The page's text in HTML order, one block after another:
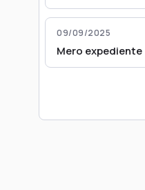
09/09/2025
Mero expediente